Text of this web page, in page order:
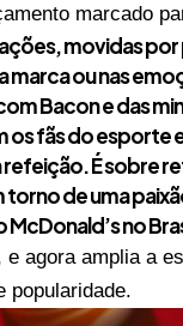
marcado
movidas
marca ou nas
Bacon e das
os fãs do esporte
É sobre
torno de uma
no
agora amplia a
popularidade.